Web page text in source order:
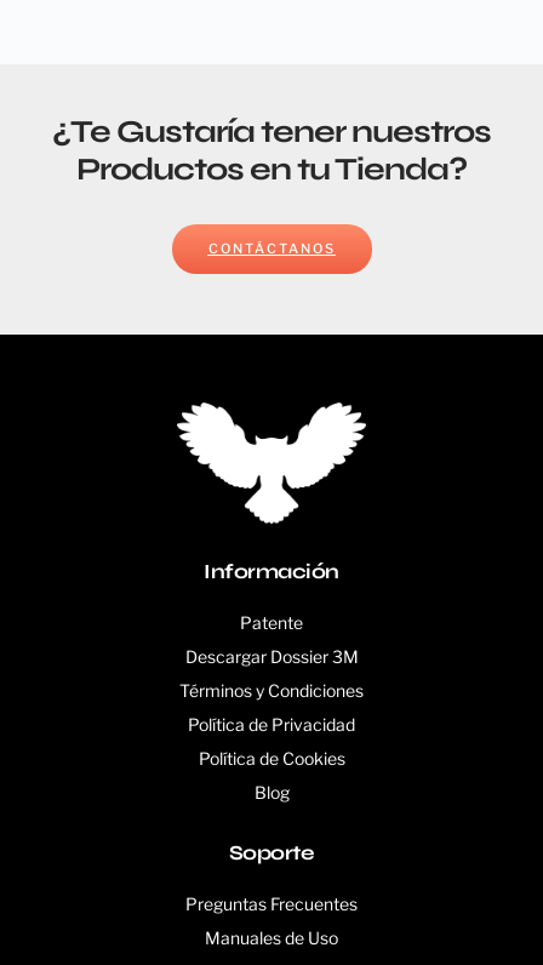
¿Te Gustaría tener nuestros
Productos en tu Tienda?
CONTÁCTANOS
Información
Patente
Descargar Dossier 3M
Términos y Condiciones
Política de Privacidad
Política de Cookies
Blog
Soporte
Preguntas Frecuentes
Manuales de Uso